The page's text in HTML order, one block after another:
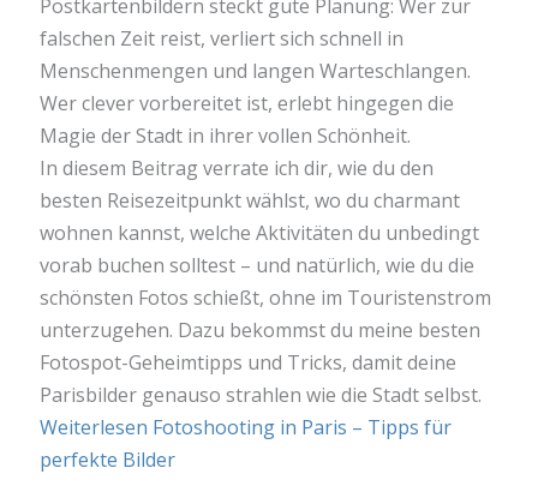
Postkartenbildern steckt gute Planung: Wer zur
falschen Zeit reist, verliert sich schnell in
Menschenmengen und langen Warteschlangen.
Wer clever vorbereitet ist, erlebt hingegen die
Magie der Stadt in ihrer vollen Schönheit.
In diesem Beitrag verrate ich dir, wie du den
besten Reisezeitpunkt wählst, wo du charmant
wohnen kannst, welche Aktivitäten du unbedingt
vorab buchen solltest – und natürlich, wie du die
schönsten Fotos schießt, ohne im Touristenstrom
unterzugehen. Dazu bekommst du meine besten
Fotospot-Geheimtipps und Tricks, damit deine
Parisbilder genauso strahlen wie die Stadt selbst.
Weiterlesen Fotoshooting in Paris – Tipps für
perfekte Bilder